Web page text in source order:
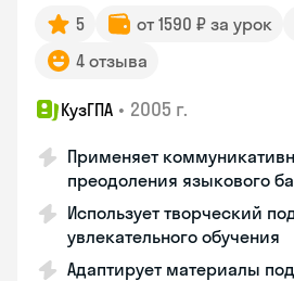
5 от 1590 ₽ за урок
4 отзыва
КузГПА • 2005 г.
Применяет
преодоления языкового
Использует творческий
увлекательного обучения
Адаптирует материалы